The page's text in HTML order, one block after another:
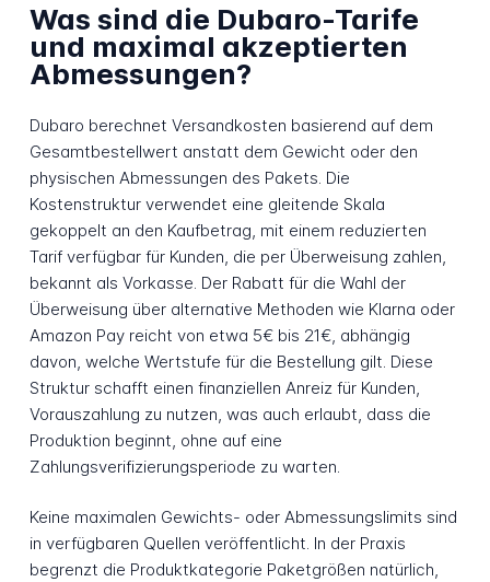
Was sind die Dubaro-Tarife
und maximal akzeptierten
Abmessungen?
Dubaro berechnet Versandkosten basierend auf dem
Gesamtbestellwert anstatt dem Gewicht oder den
physischen Abmessungen des Pakets. Die
Kostenstruktur verwendet eine gleitende Skala
gekoppelt an den Kaufbetrag, mit einem reduzierten
Tarif verfügbar für Kunden, die per Überweisung zahlen,
bekannt als Vorkasse. Der Rabatt für die Wahl der
Überweisung über alternative Methoden wie Klarna oder
Amazon Pay reicht von etwa 5€ bis 21€, abhängig
davon, welche Wertstufe für die Bestellung gilt. Diese
Struktur schafft einen finanziellen Anreiz für Kunden,
Vorauszahlung zu nutzen, was auch erlaubt, dass die
Produktion beginnt, ohne auf eine
Zahlungsverifizierungsperiode zu warten.
Keine maximalen Gewichts- oder Abmessungslimits sind
in verfügbaren Quellen veröffentlicht. In der Praxis
begrenzt die Produktkategorie Paketgrößen natürlich,